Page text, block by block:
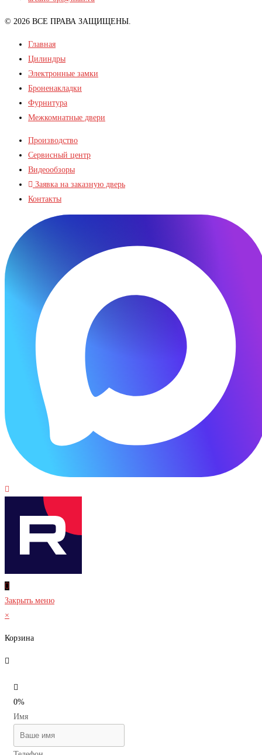
© 2026 ВСЕ ПРАВА ЗАЩИЩЕНЫ.
Главная
Цилиндры
Электронные замки
Броненакладки
Фурнитура
Межкомнатные двери
Производство
Сервисный центр
Видеообзоры
Заявка на заказную дверь
Контакты
Закрыть меню
×
Корзина
0%
Имя